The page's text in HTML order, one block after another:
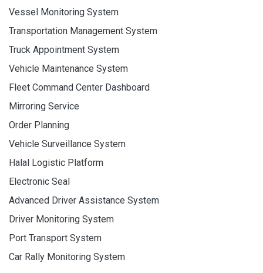
Vessel Monitoring System
Transportation Management System
Truck Appointment System
Vehicle Maintenance System
Fleet Command Center Dashboard
Mirroring Service
Order Planning
Vehicle Surveillance System
Halal Logistic Platform
Electronic Seal
Advanced Driver Assistance System
Driver Monitoring System
Port Transport System
Car Rally Monitoring System